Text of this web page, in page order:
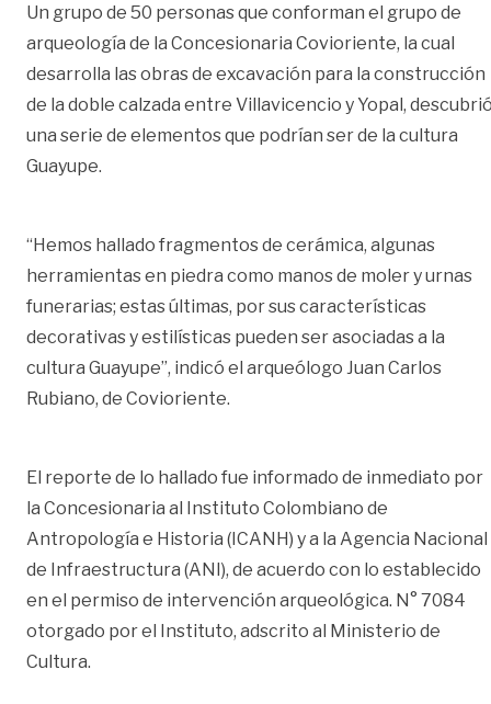
Un grupo de 50 personas que conforman el grupo de
arqueología de la Concesionaria Covioriente, la cual
desarrolla las obras de excavación para la construcción
de la doble calzada entre Villavicencio y Yopal,
una serie de elementos que podrían ser de la cultura
Guayupe.
“Hemos hallado fragmentos de cerámica, algunas
herramientas en piedra como manos de moler y urnas
funerarias; estas últimas, por sus características
decorativas y estilísticas pueden ser asociadas a la
cultura Guayupe”, indicó el arqueólogo Juan Carlos
Rubiano, de Covioriente.
El reporte de lo hallado fue informado de inmediato por
la Concesionaria al Instituto Colombiano de
Antropología e Historia (ICANH) y a la Agencia Nacional
de Infraestructura (ANI), de acuerdo con lo establecido
en el permiso de intervención arqueológica. N° 7084
otorgado por el Instituto, adscrito al Ministerio de
Cultura.